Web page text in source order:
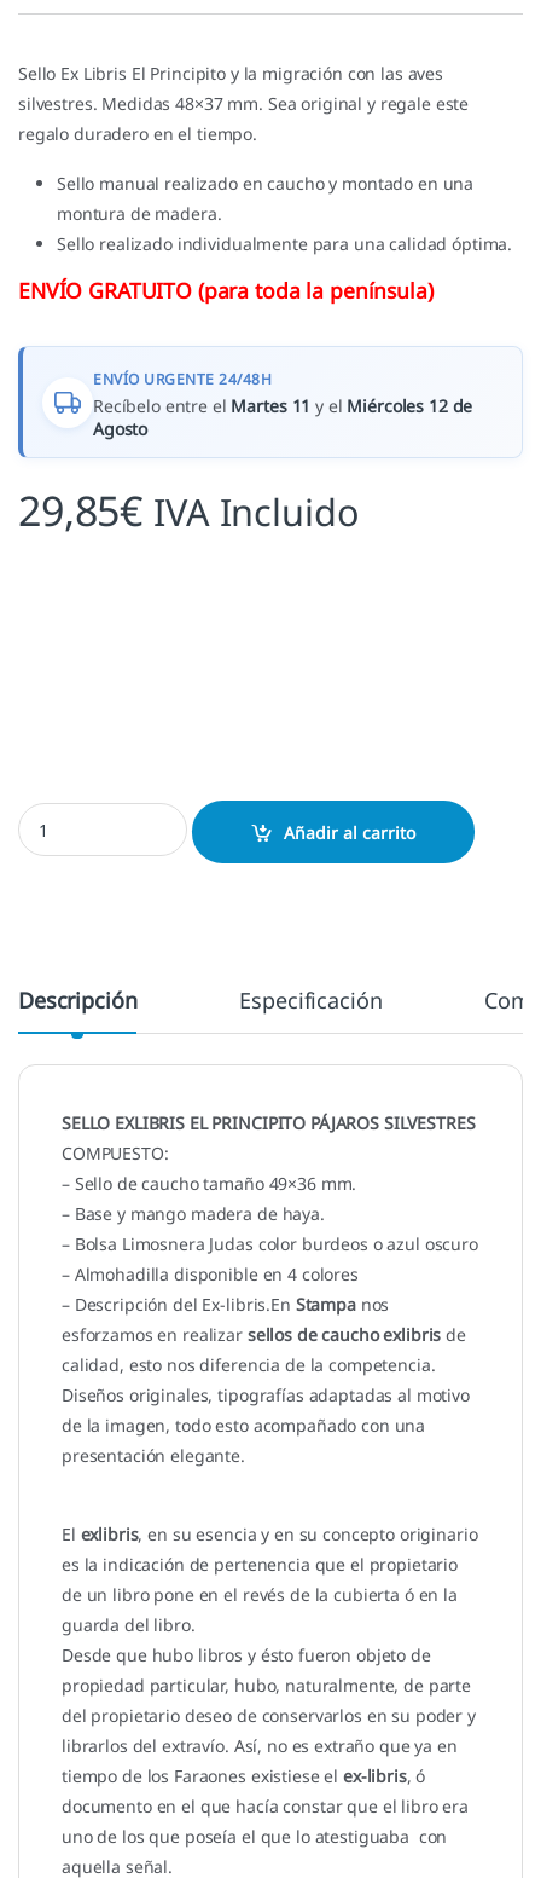
Sello Ex Libris El Principito y la migración con las aves
silvestres. Medidas 48×37 mm. Sea original y regale este
regalo duradero en el tiempo.
Sello manual realizado en caucho y montado en una
montura de madera.
Sello realizado individualmente para una calidad óptima.
ENVÍO GRATUITO (para toda la península)
ENVÍO URGENTE 24/48H
Recíbelo entre el Martes 11 y el Miércoles 12 de
Agosto
29,85€ IVA Incluido
Exlibris El principito pajaros silvestres cantidad
Añadir al carrito
Descripción Especificación
SELLO EXLIBRIS EL PRINCIPITO PÁJAROS SILVESTRES
COMPUESTO:
– Sello de caucho tamaño 49×36 mm.
– Base y mango madera de haya.
– Bolsa Limosnera Judas color burdeos o azul oscuro
– Almohadilla disponible en 4 colores
– Descripción del Ex-libris.En Stampanos
esforzamos en realizar sellos de caucho exlibris de
calidad, esto nos diferencia de la competencia.
Diseños originales, tipografías adaptadas al motivo
de la imagen, todo esto acompañado con una
presentación elegante.
El exlibris, en su esencia y en su concepto originario
es la indicación de pertenencia que el propietario
de un libro pone en el revés de la cubierta ó en la
guarda del libro.
Desde que hubo libros y ésto fueron objeto de
propiedad particular, hubo, naturalmente, de parte
del propietario deseo de conservarlos en su poder y
librarlos del extravío. Así, no es extraño que ya en
tiempo de los Faraones existiese el ex-libris, ó
documento en el que hacía constar que el libro era
uno de los que poseía el que lo atestiguaba con
aquella señal.